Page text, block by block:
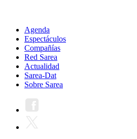
Agenda
Espectáculos
Compañías
Red Sarea
Actualidad
Sarea-Dat
Sobre Sarea